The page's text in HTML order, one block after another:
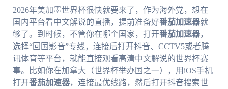
2026年美加墨世界杯很快就要来了，作为海外党，想在
国内平台看中文解说的直播，提前准备好番茄加速器就
够了。到时候，不管你在哪个国家，打开番茄加速器，
选择“回国影音”专线，连接后打开抖音、CCTV5或者腾
讯体育等平台，就能直接观看高清中文解说的世界杯赛
事。比如你在加拿大（世界杯举办国之一），用iOS手机
打开番茄加速器，连接最优线路，然后打开抖音搜索世